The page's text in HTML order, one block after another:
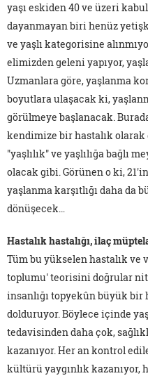
yaşı eskiden 40 ve üzeri
dayanmayan biri henüz
ve yaşlı kategorisine
elimizden geleni yapıyor,
Uzmanlara göre, yaşlanma
boyutlara ulaşacak ki,
görülmeye başlanacak.
kendimize bir hastalık
"yaşlılık" ve yaşlılığa bağlı
olacak gibi. Görünen o ki,
yaşlanma karşıtlığı daha da
dönüşecek…
Hastalık hastalığı, ilaç
Tüm bu yükselen hastalık
toplumu' teorisini doğrular
insanlığı topyekûn büyük
dolduruyor. Böylece içinde
tedavisinden daha çok,
kazanıyor. Her an kontrol
kültürü yaygınlık